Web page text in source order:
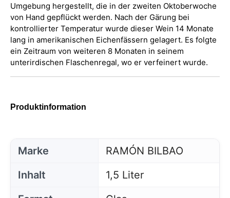
Umgebung hergestellt, die in der zweiten Oktoberwoche
von Hand gepflückt werden. Nach der Gärung bei
kontrollierter Temperatur wurde dieser Wein 14 Monate
lang in amerikanischen Eichenfässern gelagert. Es folgte
ein Zeitraum von weiteren 8 Monaten in seinem
unterirdischen Flaschenregal, wo er verfeinert wurde.
Produktinformation
Marke
RAMÓN BILBAO
Inhalt
1,5 Liter